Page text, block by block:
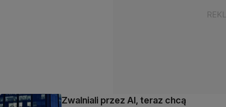
Zwalniali przez Al, teraz chcą